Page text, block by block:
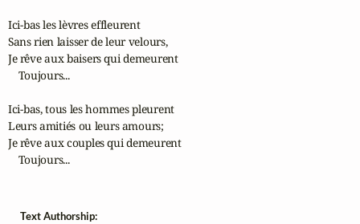
Ici-bas les lèvres effleurent
Sans rien laisser de leur velours,
Je rêve aux baisers qui demeurent
    Toujours...
Ici-bas, tous les hommes pleurent
Leurs amitiés ou leurs amours;
Je rêve aux couples qui demeurent
    Toujours...
Text Authorship: